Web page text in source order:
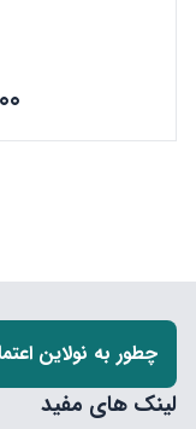
چطور به نولاین
لینک های مفید